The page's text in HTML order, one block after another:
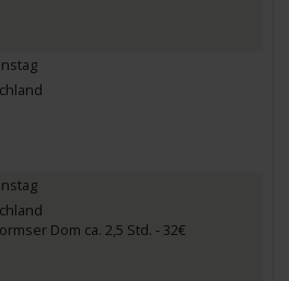
Dom ca. 2,5 Std. - 32€